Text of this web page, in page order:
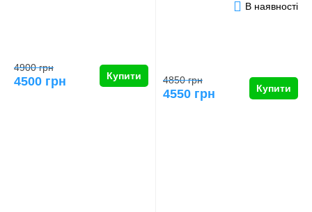
4900 грн
4500 грн Купити
В наявності
4850 грн
4550 грн Купити